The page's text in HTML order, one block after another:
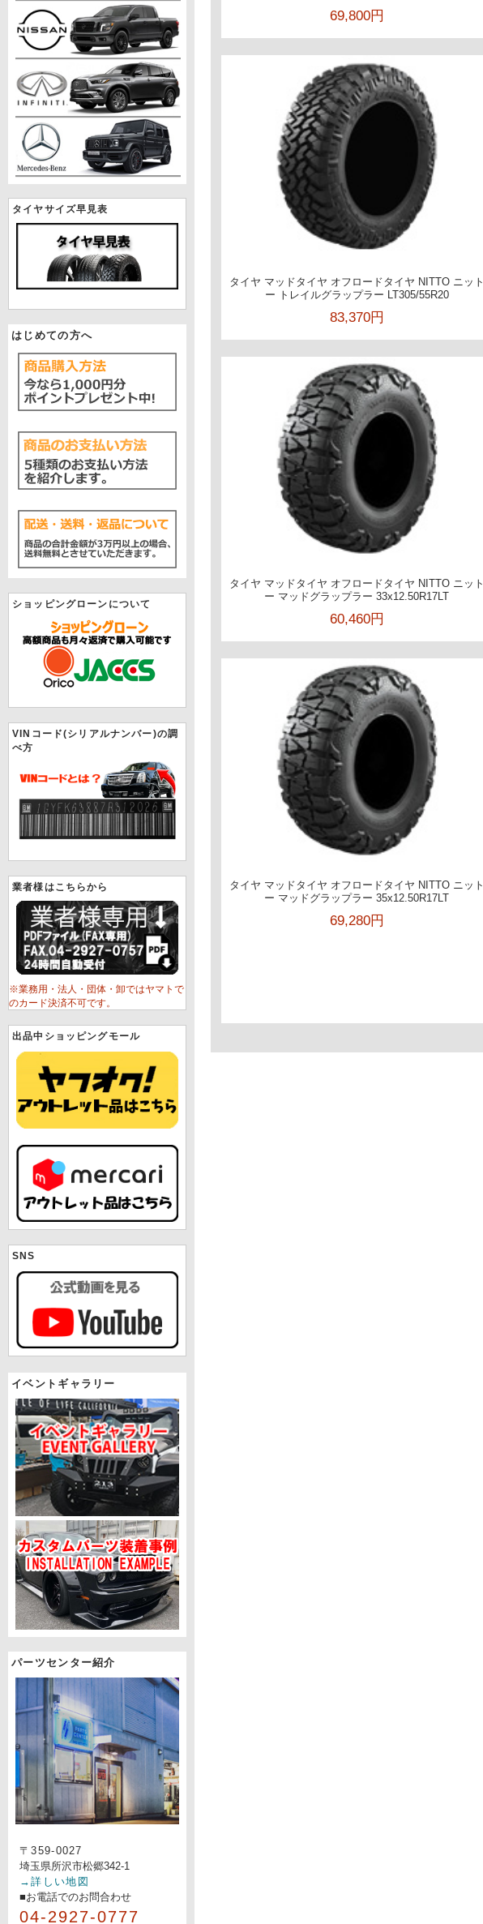
タイヤサイズ早見表
はじめての方へ
ショッピングローンについて
VINコード(シリアルナンバー)の調
べ方
業者様はこちらから
※業務用・法人・団体・卸ではヤマトで
のカード決済不可です。
出品中ショッピングモール
SNS
イベントギャラリー
パーツセンター紹介
〒359-0027
埼玉県所沢市松郷342-1
→詳しい地図
■お電話でのお問合わせ
04-2927-0777
69,800円
タイヤ マッドタイヤ オフロードタイヤ NITTO ニット
ー トレイルグラップラー LT305/55R20
83,370円
タイヤ マッドタイヤ オフロードタイヤ NITTO ニット
ー マッドグラップラー 33x12.50R17LT
60,460円
タイヤ マッドタイヤ オフロードタイヤ NITTO ニット
ー マッドグラップラー 35x12.50R17LT
69,280円